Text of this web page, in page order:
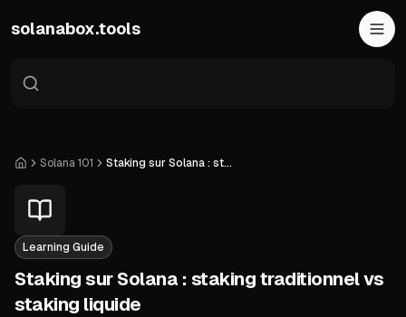
solanabox.tools
AccueilSolana 101 Staking sur Solana : staking traditionnel vs staking liquide
Learning Guide
Staking sur Solana : staking traditionnel vs
staking liquide